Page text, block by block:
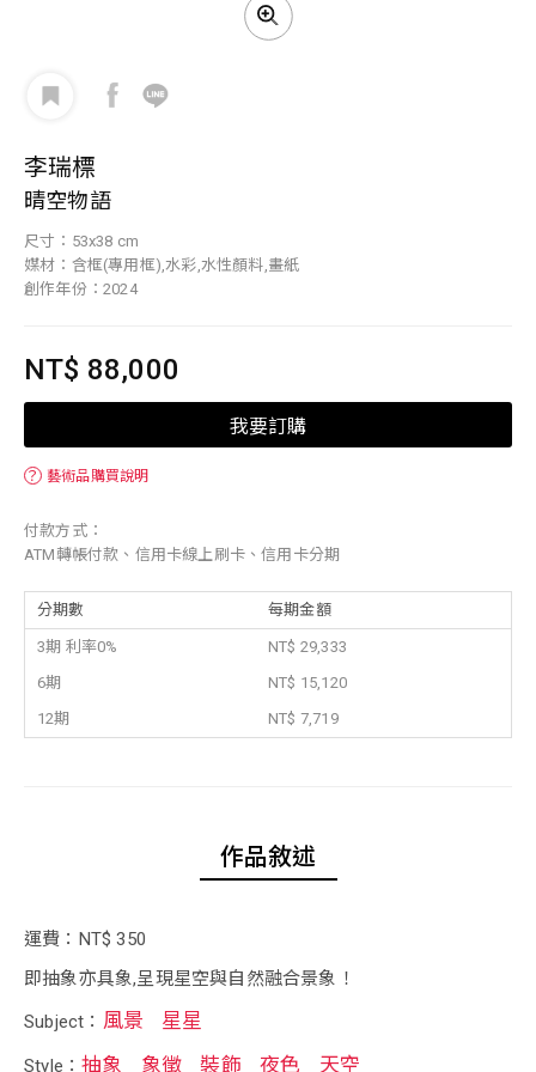
李瑞標
晴空物語
尺寸：53x38 cm
媒材：含框(專用框),水彩,水性顏料,畫紙
創作年份：2024
NT$ 88,000
我要訂購
？ 藝術品購買說明
付款方式：
ATM轉帳付款、信用卡線上刷卡、信用卡分期
分期數 每期金額
3期 利率0%
NT$ 29,333
6期
NT$ 15,120
12期
NT$ 7,719
作品敘述
運費：NT$ 350
即抽象亦具象,呈現星空與自然融合景象！
Subject： 風景 星星
Style：抽象 象徵 裝飾 夜色 天空